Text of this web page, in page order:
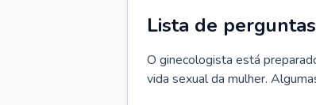
Lista de
O ginecologista está
vida sexual da mulher.